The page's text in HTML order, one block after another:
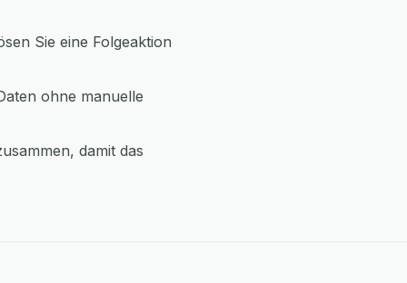
Sie eine Folgeaktion
ohne manuelle
damit das